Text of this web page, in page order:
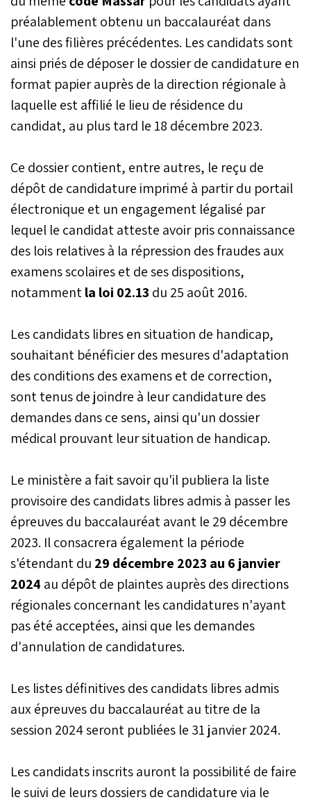
préalablement obtenu un baccalauréat dans
l'une des filières précédentes. Les candidats sont
ainsi priés de déposer le dossier de candidature en
format papier auprès de la direction régionale à
laquelle est affilié le lieu de résidence du
candidat, au plus tard le 18 décembre 2023.
Ce dossier contient, entre autres, le reçu de
dépôt de candidature imprimé à partir du portail
électronique et un engagement légalisé par
lequel le candidat atteste avoir pris connaissance
des lois relatives à la répression des fraudes aux
examens scolaires et de ses dispositions,
notammentla loi 02.13 du 25 août 2016.
Les candidats libres en situation de handicap,
souhaitant bénéficier des mesures d'adaptation
des conditions des examens et de correction,
sont tenus de joindre à leur candidature des
demandes dans ce sens, ainsi qu'un dossier
médical prouvant leur situation de handicap.
Le ministère a fait savoir qu'il publiera la liste
provisoire des candidats libres admis à passer les
épreuves du baccalauréat avant le 29 décembre
2023. Il consacrera également la période
s'étendant du 29 décembre 2023 au 6 janvier
2024 au dépôt de plaintes auprès des directions
régionales concernant les candidatures n'ayant
pas été acceptées, ainsi que les demandes
d'annulation de candidatures.
Les listes définitives des candidats libres admis
aux épreuves du baccalauréat au titre de la
session 2024 seront publiées le 31 janvier 2024.
Les candidats inscrits auront la possibilité de faire
le suivi de leurs dossiers de candidature via le